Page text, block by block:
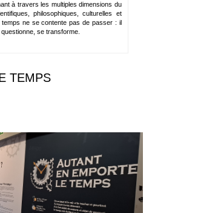
à travers les multiples dimensions du
philosophiques, culturelles et
temps ne se contente pas de passer : il
se transforme.
TEMPS